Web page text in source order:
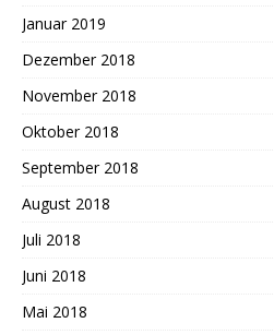
Januar 2019
Dezember 2018
November 2018
Oktober 2018
September 2018
August 2018
Juli 2018
Juni 2018
Mai 2018